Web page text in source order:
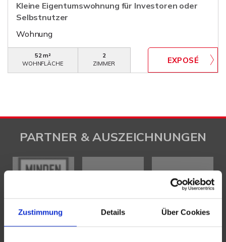
Zustimmung Details Über Cookies
Kleine Eigentumswohnung für Investoren oder
Selbstnutzer
Wohnung
52 m²
WOHNFLÄCHE
2
ZIMMER
PARTNER & AUSZEICHNUNGEN